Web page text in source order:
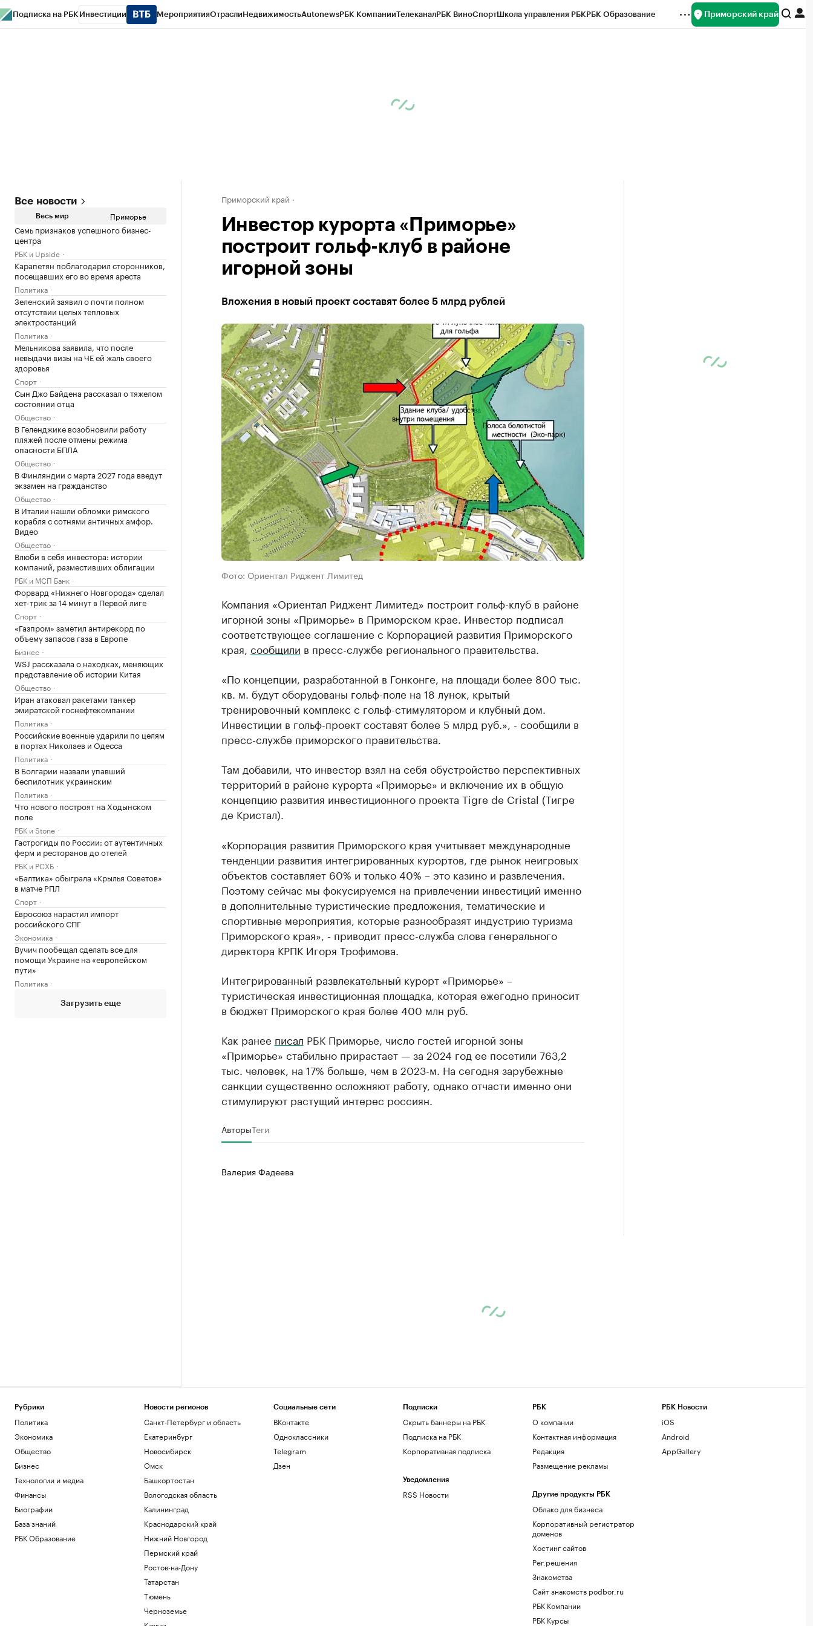
Подписка на РБК Инвестиции МероприятияОтраслиНедвижимостьAutonewsРБК КомпанииТелеканалРБК ВиноСпортШкола управления РБКРБК Образование Приморский край
Все новости
Весь мир Приморье
Семь признаков успешного бизнес-
центра
РБК и Upside
Карапетян поблагодарил сторонников,
посещавших его во время ареста
Политика
Зеленский заявил о почти полном
отсутствии целых тепловых
электростанций
Политика
Мельникова заявила, что после
невыдачи визы на ЧЕ ей жаль своего
здоровья
Спорт
Сын Джо Байдена рассказал о тяжелом
состоянии отца
Общество
В Геленджике возобновили работу
пляжей после отмены режима
опасности БПЛА
Общество
В Финляндии с марта 2027 года введут
экзамен на гражданство
Общество
В Италии нашли обломки римского
корабля с сотнями античных амфор.
Видео
Общество
Влюби в себя инвестора: истории
компаний, разместивших облигации
РБК и МСП Банк
Форвард «Нижнего Новгорода» сделал
хет-трик за 14 минут в Первой лиге
Спорт
«Газпром» заметил антирекорд по
объему запасов газа в Европе
Бизнес
WSJ рассказала о находках, меняющих
представление об истории Китая
Общество
Иран атаковал ракетами танкер
эмиратской госнефтекомпании
Политика
Российские военные ударили по целям
в портах Николаев и Одесса
Политика
В Болгарии назвали упавший
беспилотник украинским
Политика
Что нового построят на Ходынском
поле
РБК и Stone
Гастрогиды по России: от аутентичных
ферм и ресторанов до отелей
РБК и РСХБ
«Балтика» обыграла «Крылья Советов»
в матче РПЛ
Спорт
Евросоюз нарастил импорт
российского СПГ
Экономика
Вучич пообещал сделать все для
помощи Украине на «европейском
пути»
Политика
Загрузить еще
Приморский край
Инвестор курорта «Приморье»
построит гольф-клуб в районе
игорной зоны
Вложения в новый проект составят более 5 млрд рублей
Фото: Ориентал Риджент Лимитед
Компания «Ориентал Риджент Лимитед» построит гольф-клуб в районе
игорной зоны «Приморье» в Приморском крае. Инвестор подписал
соответствующее соглашение с Корпорацией развития Приморского
края, сообщили в пресс-службе регионального правительства.
«По концепции, разработанной в Гонконге, на площади более 800 тыс.
кв. м. будут оборудованы гольф-поле на 18 лунок, крытый
тренировочный комплекс с гольф-стимулятором и клубный дом.
Инвестиции в гольф-проект составят более 5 млрд руб.», - сообщили в
пресс-службе приморского правительства.
Там добавили, что инвестор взял на себя обустройство перспективных
территорий в районе курорта «Приморье» и включение их в общую
концепцию развития инвестиционного проекта Tigre de Cristal (Тигре
де Кристал).
«Корпорация развития Приморского края учитывает международные
тенденции развития интегрированных курортов, где рынок неигровых
объектов составляет 60% и только 40% – это казино и развлечения.
Поэтому сейчас мы фокусируемся на привлечении инвестиций именно
в дополнительные туристические предложения, тематические и
спортивные мероприятия, которые разнообразят индустрию туризма
Приморского края», - приводит пресс-служба слова генерального
директора КРПК Игоря Трофимова.
Интегрированный развлекательный курорт «Приморье» –
туристическая инвестиционная площадка, которая ежегодно приносит
в бюджет Приморского края более 400 млн руб.
Как ранее писал РБК Приморье, число гостей игорной зоны
«Приморье» стабильно прирастает — за 2024 год ее посетили 763,2
тыс. человек, на 17% больше, чем в 2023-м. На сегодня зарубежные
санкции существенно осложняют работу, однако отчасти именно они
стимулируют растущий интерес россиян.
АвторыТеги
Валерия Фадеева
Рубрики
Политика
Экономика
Общество
Бизнес
Технологии и медиа
Финансы
Биографии
База знаний
РБК Образование
Новости регионов
Санкт-Петербург и область
Екатеринбург
Новосибирск
Омск
Башкортостан
Вологодская область
Калининград
Краснодарский край
Нижний Новгород
Пермский край
Ростов-на-Дону
Татарстан
Тюмень
Черноземье
Социальные сети
ВКонтакте
Одноклассники
Telegram
Дзен
Подписки
Скрыть баннеры на РБК
Подписка на РБК
Корпоративная подписка
Уведомления
RSS Новости
РБК
О компании
Контактная информация
Редакция
Размещение рекламы
Другие продукты РБК
Облако для бизнеса
Корпоративный регистратор
доменов
Хостинг сайтов
Рег.решения
Знакомства
Сайт знакомств podbor.ru
РБК Компании
РБК Курсы
РБК Новости
iOS
Android
AppGallery